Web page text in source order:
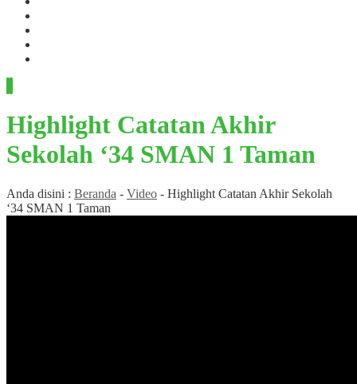
Highlight Catatan Akhir
Sekolah ‘34 SMAN 1 Taman
Anda disini : Beranda - Video - Highlight Catatan Akhir Sekolah
‘34 SMAN 1 Taman